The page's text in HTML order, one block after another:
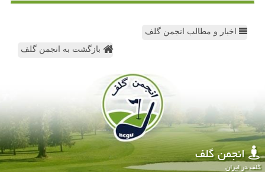
اخبار و مطالب انجمن گلف
بازگشت به انجمن گلف
انجمن گلف
گلف در ایران